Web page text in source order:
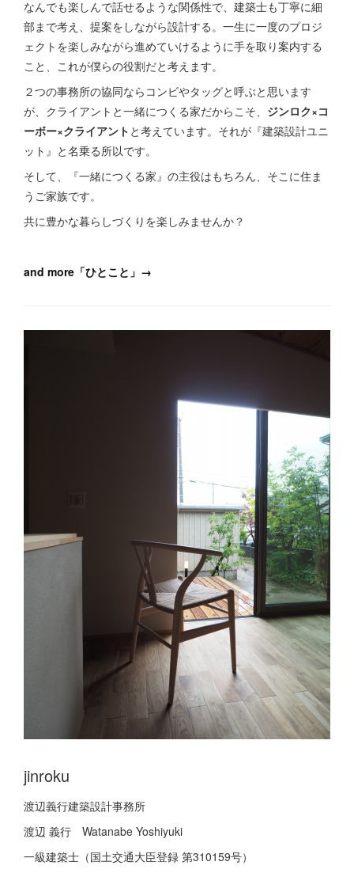
なんでも楽しんで話せるような関係性で、建築士も丁寧に細
部まで考え、提案をしながら設計する。一生に一度のプロジ
ェクトを楽しみながら進めていけるように手を取り案内する
こと、これが僕らの役割だと考えます。
２つの事務所の協同ならコンビやタッグと呼ぶと思います
が、クライアントと一緒につくる家だからこそ、 ジンロク×コ
ーボー×クライアント と考えています。それが『建築設計ユニ
ット』と名乗る所以です。
そして、『一緒につくる家』の主役はもちろん、そこに住ま
うご家族です。
共に豊かな暮らしづくりを楽しみませんか？
and more「ひとこと」→
jinroku
渡辺義行建築設計事務所
渡辺 義行 Watanabe Yoshiyuki
一級建築士（国土交通大臣登録 第310159号）